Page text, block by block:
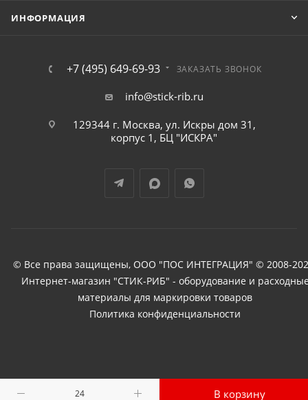
В корзину
ИНФОРМАЦИЯ
+7 (495) 649-69-93 ЗАКАЗАТЬ ЗВОНОК
info@stick-rib.ru
129344 г. Москва, ул. Искры дом 31,
корпус 1, БЦ "ИСКРА"
© Все права защищены, ООО "ПОС ИНТЕГРАЦИЯ" © 2008-
Интернет-магазин "СТИК-РИБ" - оборудование и
материалы для маркировки товаров
Политика конфиденциальности